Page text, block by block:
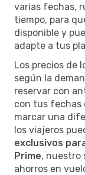
varias fechas,
tiempo, para
disponible y
adapte a tus
Los precios de
según la
reservar con
con tus fechas
marcar una
los viajeros
exclusivos
Prime, nuestro
ahorros en